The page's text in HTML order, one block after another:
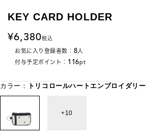
KEY CARD HOLDER
6,380税込
お気に入り登録者数： 8人
付与予定ポイント： 116pt
カラー： トリコロールハートエンブロイダリー
10